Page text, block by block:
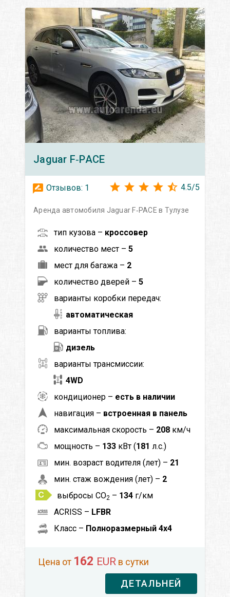
Jaguar F‑PACE
Отзывов: 1 4.5/5
Аренда автомобиля Jaguar F‑PACE в Тулузе
тип кузова – кроссовер
количество мест – 5
мест для багажа – 2
количество дверей – 5
варианты коробки передач:
автоматическая
варианты топлива:
дизель
варианты трансмиссии:
4WD
кондиционер – есть в наличии
навигация – встроенная в панель
максимальная скорость – 208 км/ч
мощность – 133 кВт (181 л.с.)
мин. возраст водителя (лет) – 21
мин. стаж вождения (лет) – 2
выбросы CO2 – 134 г/км
ACRISS – LFBR
Класс – Полноразмерный 4x4
Цена от 162 EUR в сутки
ДЕТАЛЬНЕЙ